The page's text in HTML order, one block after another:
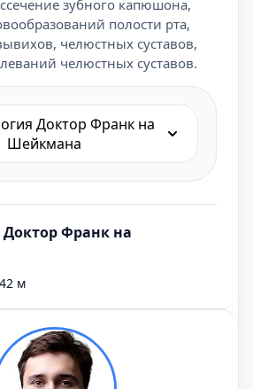
зубного капюшона,
полости рта,
челюстных суставов,
челюстных суставов.
Доктор Франк на
Шейкмана
Доктор Франк на
м